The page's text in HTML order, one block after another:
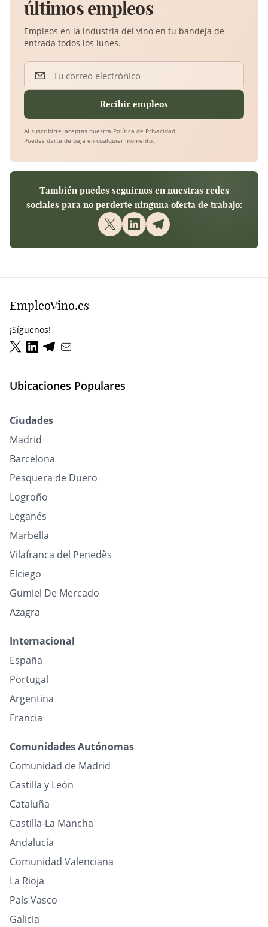
últimos empleos
Empleos en la industria del vino en tu bandeja de
entrada todos los lunes.
Tu correo electrónico
Recibir empleos
Al suscribirte, aceptas nuestra Política de Privacidad.
Puedes darte de baja en cualquier momento.
También puedes seguirnos en nuestras redes
sociales para no perderte ninguna oferta de trabajo:
EmpleoVino.es
¡Síguenos!
Ubicaciones Populares
Ciudades
Madrid
Barcelona
Pesquera de Duero
Logroño
Leganés
Marbella
Vilafranca del Penedès
Elciego
Gumiel De Mercado
Azagra
Internacional
España
Portugal
Argentina
Francia
Comunidades Autónomas
Comunidad de Madrid
Castilla y León
Cataluña
Castilla-La Mancha
Andalucía
Comunidad Valenciana
La Rioja
País Vasco
Galicia